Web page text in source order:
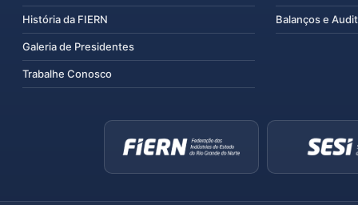
História da FIERN
Galeria de Presidentes
Trabalhe Conosco
Balanços e